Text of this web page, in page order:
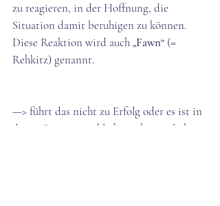
zu reagieren, in der Hoffnung, die
Situation damit beruhigen zu können.
Diese Reaktion wird auch „Fawn“ (=
Rehkitz) genannt.
—> führt das nicht zu Erfolg oder es ist in
dieser Situation schlicht nicht möglich,